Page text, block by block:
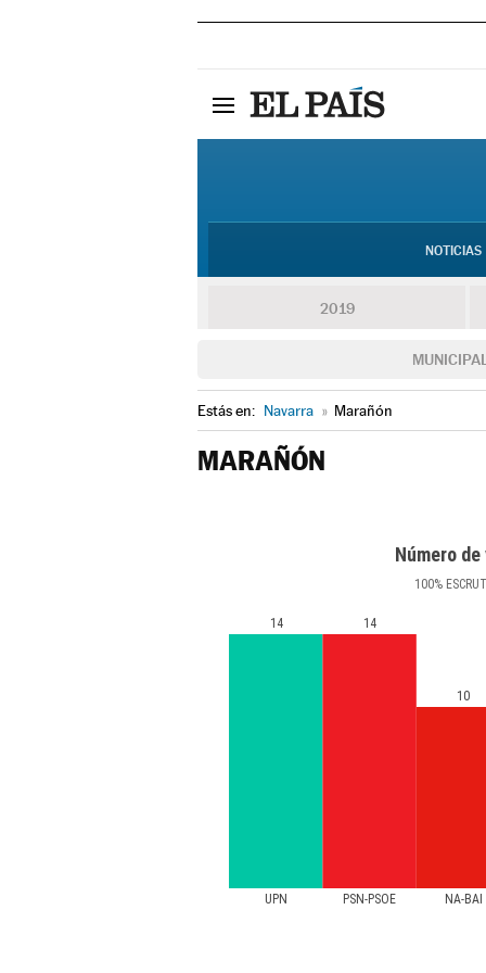
NOTICIAS
2019
Estás en: Navarra » Marañón
MARAÑÓN
Número
100%
UPN PSN-PSOE NA-BAI
14 14
10